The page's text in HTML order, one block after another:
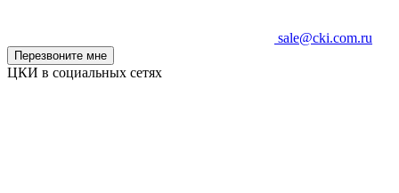
sale@cki.com.ru
Перезвоните мне
ЦКИ в социальных сетях